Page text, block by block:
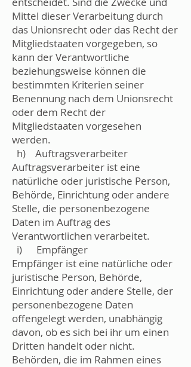
Mittel dieser Verarbeitung durch
das Unionsrecht oder das Recht der
Mitgliedstaaten vorgegeben, so
kann der Verantwortliche
beziehungsweise können die
bestimmten Kriterien seiner
Benennung nach dem Unionsrecht
oder dem Recht der
Mitgliedstaaten vorgesehen
werden.
h) Auftragsverarbeiter
Auftragsverarbeiter ist eine
natürliche oder juristische Person,
Behörde, Einrichtung oder andere
Stelle, die personenbezogene
Daten im Auftrag des
Verantwortlichen verarbeitet.
i) Empfänger
Empfänger ist eine natürliche oder
juristische Person, Behörde,
Einrichtung oder andere Stelle, der
personenbezogene Daten
offengelegt werden, unabhängig
davon, ob es sich bei ihr um einen
Dritten handelt oder nicht.
Behörden, die im Rahmen eines